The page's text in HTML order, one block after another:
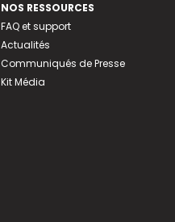
NOS RESSOURCES
FAQ et support
Actualités
Communiqués de Presse
Kit Média